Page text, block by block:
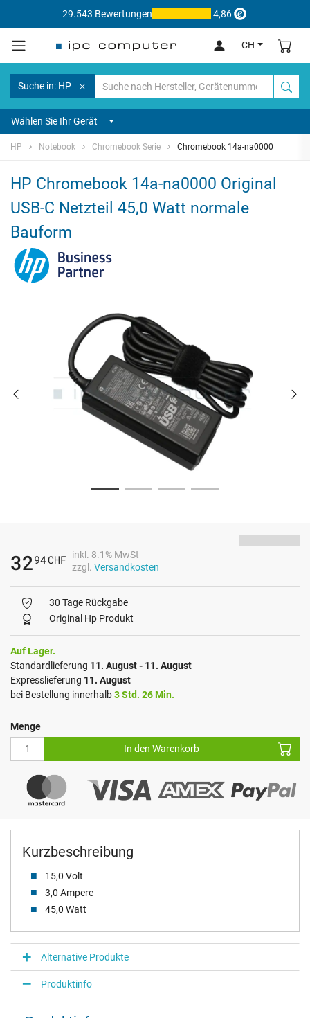
29.543 Bewertungen 4,86
CH
Suche in: HP
Wählen Sie Ihr Gerät
HP Notebook Chromebook Serie Chromebook 14a-na0000
HP Chromebook 14a-na0000 Original
USB-C Netzteil 45,0 Watt normale
Bauform
Kurzbeschreibung
15,0 Volt
3,0 Ampere
45,0 Watt
3294CHF
inkl. 8.1% MwSt
zzgl. Versandkosten
30 Tage Rückgabe
Original Hp Produkt
Auf Lager.
Standardlieferung 11. August - 11. August
Expresslieferung 11. August
bei Bestellung innerhalb3 Std. 26 Min.
Menge
In den Warenkorb
Alternative Produkte
Produktinfo